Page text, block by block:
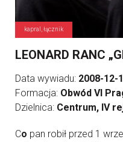
kapral, łącznik
LEONARD RANC
Data wywiadu: 2008-12-
Formacja: Obwód VI
Dzielnica: Centrum, IV
Co pan robił przed 1